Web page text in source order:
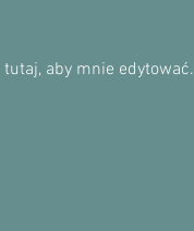
aby mnie edytować.